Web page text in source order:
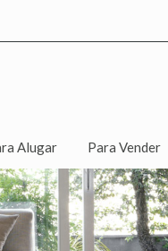
Alugar Para Vender